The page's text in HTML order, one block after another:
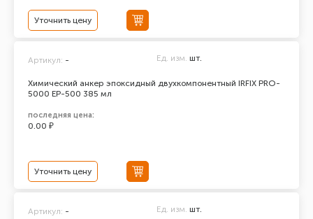
Уточнить цену
Химический анкер эпоксидный двухкомпонентный IRFIX PRO-
5000 ЕР-500 385 мл
Артикул: - Ед. изм. шт.
последняя цена:
0.00 ₽
Уточнить цену
Артикул: - Ед. изм. шт.